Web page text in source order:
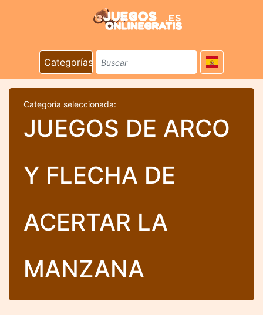
Categorías
Categoría seleccionada:
JUEGOS DE ARCO
Y FLECHA DE
ACERTAR LA
MANZANA